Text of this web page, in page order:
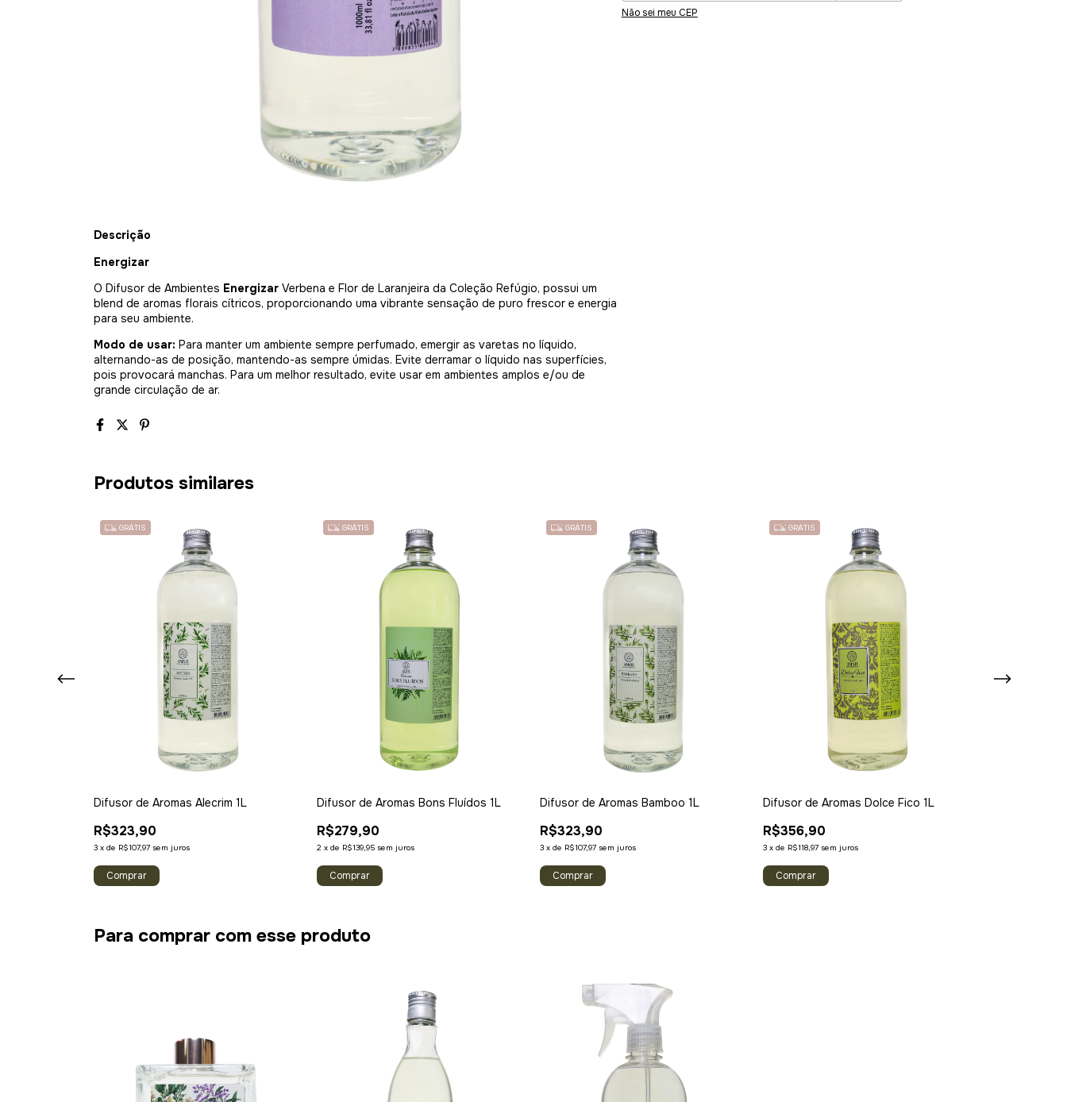
Não sei meu CEP
Descrição
Energizar
O Difusor de Ambientes Energizar Verbena e Flor de Laranjeira da Coleção Refúgio, possui um
blend de aromas florais cítricos, proporcionando uma vibrante sensação de puro frescor e energia
para seu ambiente.
Modo de usar: Para manter um ambiente sempre perfumado, emergir as varetas no líquido,
alternando-as de posição, mantendo-as sempre úmidas. Evite derramar o líquido nas superfícies,
pois provocará manchas. Para um melhor resultado, evite usar em ambientes amplos e/ou de
grande circulação de ar.
Produtos similares
GRÁTIS
Difusor de Aromas Alecrim 1L
R$323,90
3 x de R$107,97 sem juros
GRÁTIS
Difusor de Aromas Bons Fluídos 1L
R$279,90
2 x de R$139,95 sem juros
GRÁTIS
Difusor de Aromas Bamboo 1L
R$323,90
3 x de R$107,97 sem juros
GRÁTIS
Difusor de Aromas Dolce Fico 1L
R$356,90
3 x de R$118,97 sem juros
Para comprar com esse produto